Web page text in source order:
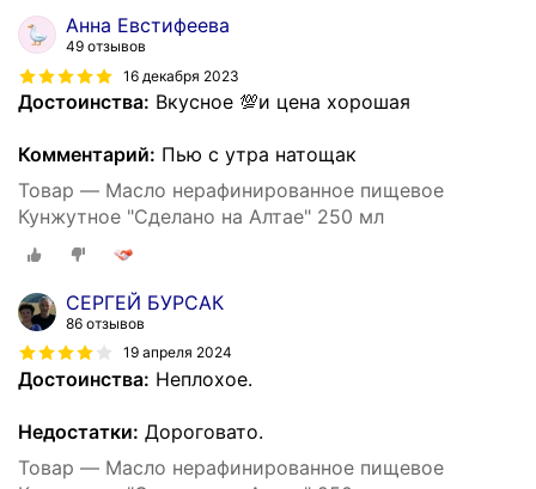
Анна Евстифеева
49 отзывов
16 декабря 2023
Достоинства: Вкусное 💯и цена хорошая
Комментарий: Пью с утра натощак
Товар — Масло нерафинированное пищевое
Кунжутное "Сделано на Алтае" 250 мл
СЕРГЕЙ БУРСАК
86 отзывов
19 апреля 2024
Достоинства: Неплохое.
Недостатки: Дороговато.
Товар — Масло нерафинированное пищевое